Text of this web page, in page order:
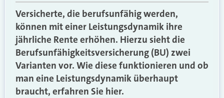
Versicherte, die berufsunfähig werden,
können mit einer Leistungsdynamik ihre
jährliche Rente erhöhen. Hierzu sieht die
Berufsunfähigkeitsversicherung (BU) zwei
Varianten vor. Wie diese funktionieren und ob
man eine Leistungsdynamik überhaupt
braucht, erfahren Sie hier.